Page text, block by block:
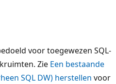
voor toegewezen SQL-
Zie Een bestaande
SQL DW) herstellen voor